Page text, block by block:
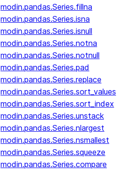
modin.pandas.Series.fillna
modin.pandas.Series.isna
modin.pandas.Series.isnull
modin.pandas.Series.notna
modin.pandas.Series.notnull
modin.pandas.Series.pad
modin.pandas.Series.replace
modin.pandas.Series.sort_values
modin.pandas.Series.sort_index
modin.pandas.Series.unstack
modin.pandas.Series.nlargest
modin.pandas.Series.nsmallest
modin.pandas.Series.squeeze
modin.pandas.Series.compare